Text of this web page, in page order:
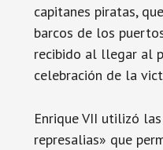
capitanes piratas,
barcos de los
recibido al llegar al
celebración de la
Enrique VII utilizó
represalias» que